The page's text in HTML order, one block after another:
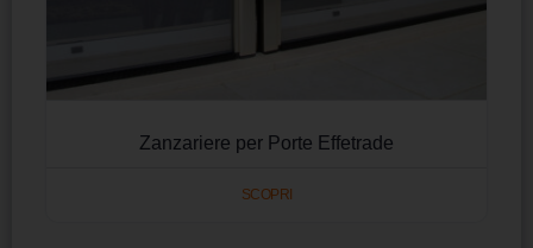
Zanzariere per Porte Effetrade
SCOPRI